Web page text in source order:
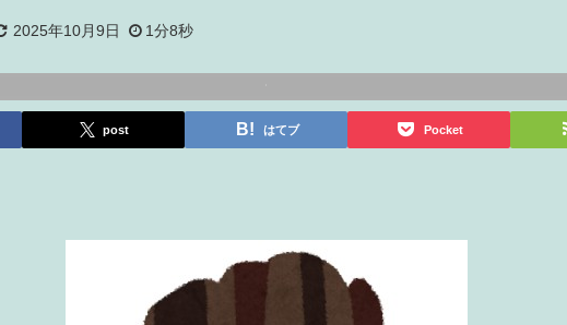
2025年10月9日 1分8秒
post はてブ Pocket